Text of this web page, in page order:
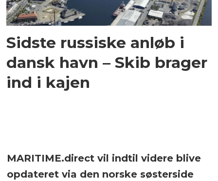
danmark
Sidste russiske anløb i
dansk havn – Skib brager
ind i kajen
MARITIME.direct vil indtil videre blive
opdateret via den norske søsterside